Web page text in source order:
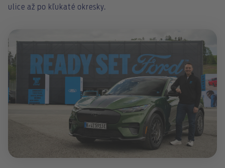
ulice až po kľukaté okresky.